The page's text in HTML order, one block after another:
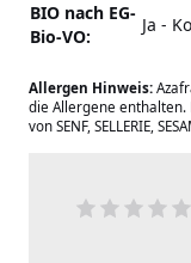
BIO nach EG-
Bio-VO:
Ja -
Allergen Hinweis:
die Allergene enthalten.
von SENF, SELLERIE,